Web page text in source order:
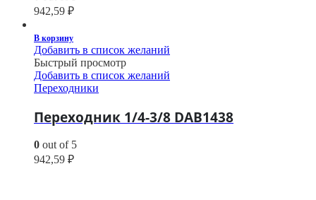
942,59 ₽
В корзину
Добавить в список желаний
Быстрый просмотр
Добавить в список желаний
Переходники
Переходник 1/4-3/8 DAB1438
0 out of 5
942,59 ₽